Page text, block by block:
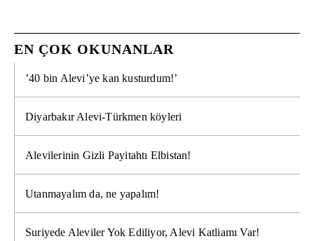
EN ÇOK OKUNANLAR
’40 bin Alevi’ye kan kusturdum!’
Diyarbakır Alevi-Türkmen köyleri
Alevilerinin Gizli Payitahtı Elbistan!
Utanmayalım da, ne yapalım!
Suriyede Aleviler Yok Ediliyor, Alevi Katliamı Var!